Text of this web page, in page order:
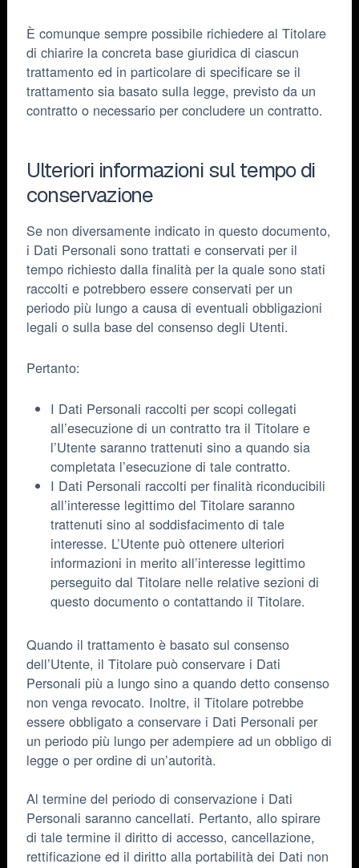
È comunque sempre possibile richiedere al Titolare
di chiarire la concreta base giuridica di ciascun
trattamento ed in particolare di specificare se il
trattamento sia basato sulla legge, previsto da un
contratto o necessario per concludere un contratto.
Ulteriori informazioni sul tempo di
conservazione
Se non diversamente indicato in questo documento,
i Dati Personali sono trattati e conservati per il
tempo richiesto dalla finalità per la quale sono stati
raccolti e potrebbero essere conservati per un
periodo più lungo a causa di eventuali obbligazioni
legali o sulla base del consenso degli Utenti.
Pertanto:
I Dati Personali raccolti per scopi collegati
all’esecuzione di un contratto tra il Titolare e
l’Utente saranno trattenuti sino a quando sia
completata l’esecuzione di tale contratto.
I Dati Personali raccolti per finalità riconducibili
all’interesse legittimo del Titolare saranno
trattenuti sino al soddisfacimento di tale
interesse. L’Utente può ottenere ulteriori
informazioni in merito all’interesse legittimo
perseguito dal Titolare nelle relative sezioni di
questo documento o contattando il Titolare.
Quando il trattamento è basato sul consenso
dell’Utente, il Titolare può conservare i Dati
Personali più a lungo sino a quando detto consenso
non venga revocato. Inoltre, il Titolare potrebbe
essere obbligato a conservare i Dati Personali per
un periodo più lungo per adempiere ad un obbligo di
legge o per ordine di un’autorità.
Al termine del periodo di conservazione i Dati
Personali saranno cancellati. Pertanto, allo spirare
di tale termine il diritto di accesso, cancellazione,
rettificazione ed il diritto alla portabilità dei Dati non